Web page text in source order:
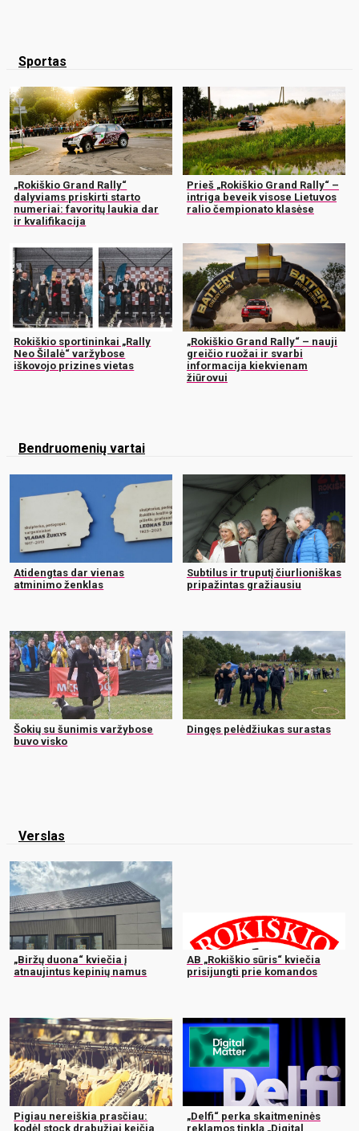
Sportas
„Rokiškio Grand Rally“
dalyviams priskirti starto
numeriai: favoritų laukia dar
ir kvalifikacija
Prieš „Rokiškio Grand Rally“ –
intriga beveik visose Lietuvos
ralio čempionato klasėse
Rokiškio sportininkai „Rally
Neo Šilalė“ varžybose
iškovojo prizines vietas
„Rokiškio Grand Rally“ – nauji
greičio ruožai ir svarbi
informacija kiekvienam
žiūrovui
Bendruomenių vartai
Atidengtas dar vienas
atminimo ženklas
Subtilus ir truputį čiurlioniškas
pripažintas gražiausiu
Šokių su šunimis varžybose
buvo visko
Dingęs pelėdžiukas surastas
Verslas
„Biržų duona“ kviečia į
atnaujintus kepinių namus
AB „Rokiškio sūris“ kviečia
prisijungti prie komandos
Pigiau nereiškia prasčiau:
kodėl stock drabužiai keičia
„Delfi“ perka skaitmeninės
reklamos tinklą „Digital